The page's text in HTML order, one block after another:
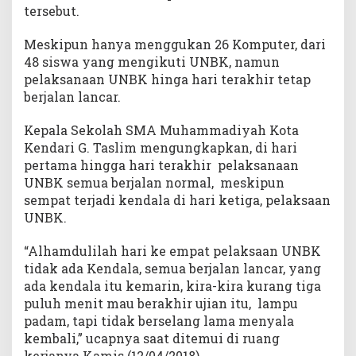
n
U
N
T
a
u
n
I
tersebut.
Meskipun hanya menggukan 26 Komputer, dari
48 siswa yang mengikuti UNBK, namun
pelaksanaan UNBK hinga hari terakhir tetap
berjalan lancar.
Kepala Sekolah SMA Muhammadiyah Kota
Kendari G. Taslim mengungkapkan, di hari
pertama hingga hari terakhir pelaksanaan
UNBK semua berjalan normal, meskipun
sempat terjadi kendala di hari ketiga, pelaksaan
UNBK.
“Alhamdulilah hari ke empat pelaksaan UNBK
tidak ada Kendala, semua berjalan lancar, yang
ada kendala itu kemarin, kira-kira kurang tiga
puluh menit mau berakhir ujian itu, lampu
padam, tapi tidak berselang lama menyala
kembali,” ucapnya saat ditemui di ruang